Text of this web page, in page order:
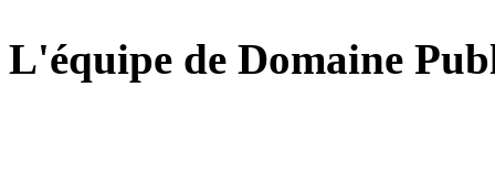
L'équipe de Domaine